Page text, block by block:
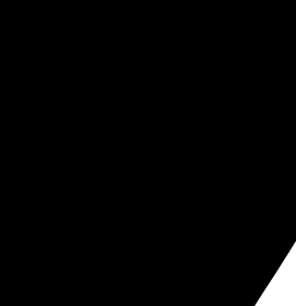
все шаги понятны. Выбор стиля
С удовольствием буду